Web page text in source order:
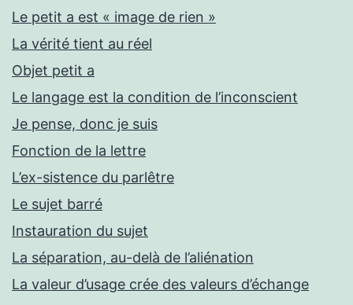
Le petit a est « image de rien »
La vérité tient au réel
Objet petit a
Le langage est la condition de l’inconscient
Je pense, donc je suis
Fonction de la lettre
L’ex-sistence du parlêtre
Le sujet barré
Instauration du sujet
La séparation, au-delà de l’aliénation
La valeur d’usage crée des valeurs d’échange